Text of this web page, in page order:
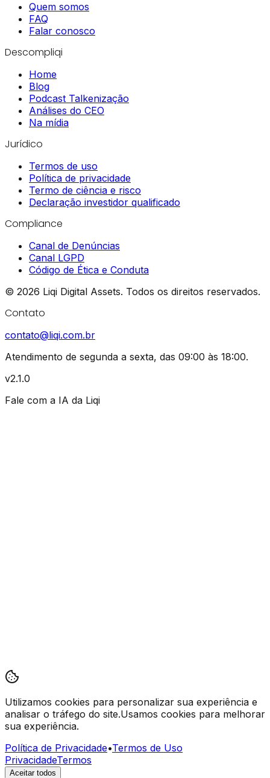
Quem somos
FAQ
Falar conosco
Descompliqi
Home
Blog
Podcast Talkenização
Análises do CEO
Na mídia
Jurídico
Termos de uso
Política de privacidade
Termo de ciência e risco
Declaração investidor qualificado
Compliance
Canal de Denúncias
Canal LGPD
Código de Ética e Conduta
© 2026 Liqi Digital Assets. Todos os direitos reservados.
Contato
contato@liqi.com.br
Atendimento de segunda a sexta, das 09:00 às 18:00.
v2.1.0
Fale com a IA da Liqi
Utilizamos cookies para personalizar sua experiência e
analisar o tráfego do site.Usamos cookies para melhorar
sua experiência.
Política de Privacidade•Termos de Uso
PrivacidadeTermos
Aceitar todos